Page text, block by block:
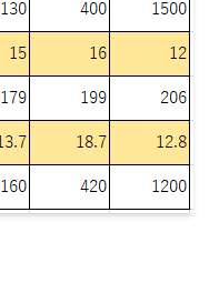
営報告！PV数と収益は？
営報告！PV数と収益は？